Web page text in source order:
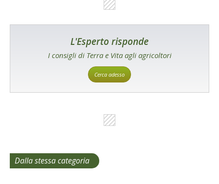
L'Esperto risponde
I consigli di Terra e Vita agli agricoltori
Cerca adesso
Dalla stessa categoria